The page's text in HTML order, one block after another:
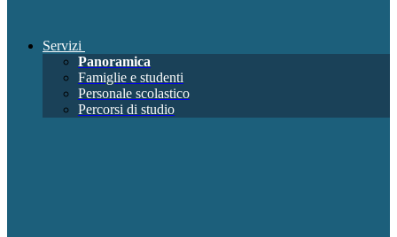
Servizi
Panoramica
Famiglie e studenti
Personale scolastico
Percorsi di studio